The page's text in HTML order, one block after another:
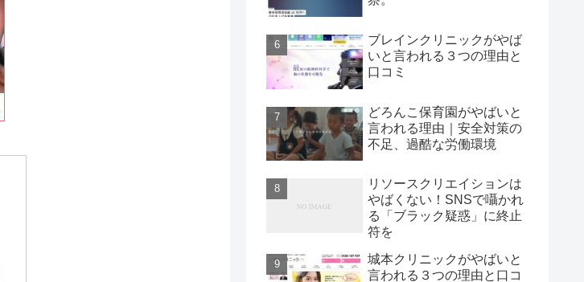
ブレインクリニックがやば
いと言われる３つの理由と
口コミ
どろんこ保育園がやばいと
言われる理由｜安全対策の
不足、過酷な労働環境
リソースクリエイションは
やばくない！SNSで囁かれ
る「ブラック疑惑」に終止
符を
城本クリニックがやばいと
言われる３つの理由と口コ